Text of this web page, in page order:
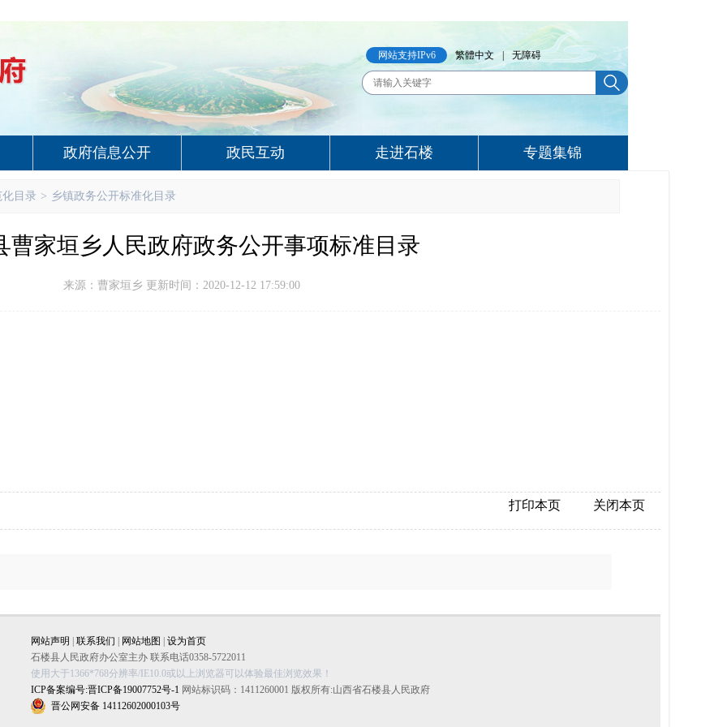
网站支持IPv6 繁體中文 无障碍
政府信息公开 政民互动 走进石楼 专题集锦
目录 > 乡镇政务公开标准化目录
曹家垣乡人民政府政务公开事项标准目录
来源：曹家垣乡 更新时间：2020-12-12 17:59:00
打印本页 关闭本页
网站声明 联系我们 网站地图
设为首页
石楼县人民政府办公室主办 联系电话0358-5722011
使用大于1366*768分辨率/IE10.0或以上浏览器可以体验最佳浏览效果！
ICP备案编号:晋ICP备19007752号-1 网站标识码：1411260001 版权所有:山西省石楼县人民政府
晋公网安备 14112602000103号